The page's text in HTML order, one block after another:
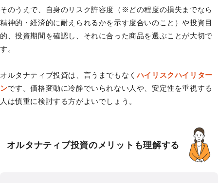
そのうえで、自身のリスク許容度（※どの程度の損失までなら
精神的・経済的に耐えられるかを示す度合いのこと）や投資目
的、投資期間を確認し、それに合った商品を選ぶことが大切で
す。
オルタナティブ投資は、言うまでもなくハイリスクハイリター
ンです。価格変動に冷静でいられない人や、安定性を重視する
人は慎重に検討する方がよいでしょう。
オルタナティブ投資のメリットも理解する